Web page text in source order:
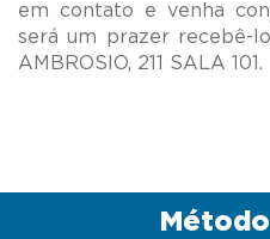
em contato e venha
será um prazer recebê-